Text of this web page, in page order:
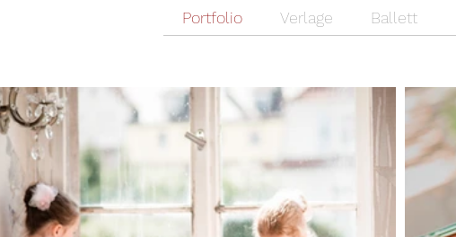
Portfolio Verlage Ballett